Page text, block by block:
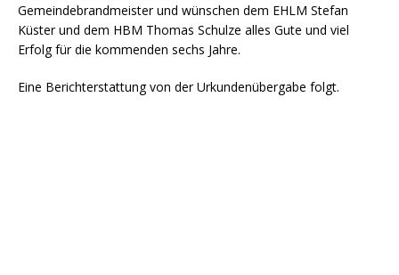
Gemeindebrandmeister und wünschen dem EHLM Stefan
Küster und dem HBM Thomas Schulze alles Gute und viel
Erfolg für die kommenden sechs Jahre.
Eine Berichterstattung von der Urkundenübergabe folgt.